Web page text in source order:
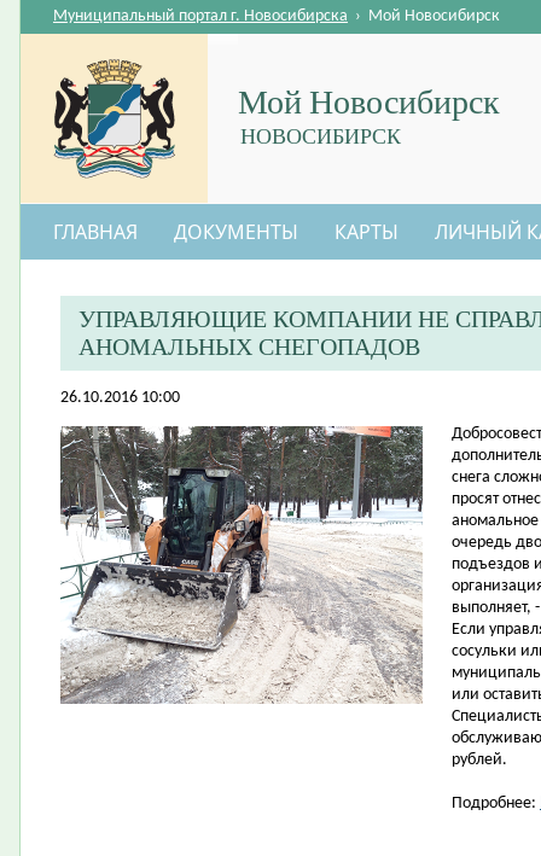
Мой Новосибирск
НОВОСИБИРСК
Муниципальный портал г. Новосибирска › Мой Новосибирск
ГЛАВНАЯ ДОКУМЕНТЫ КАРТЫ ЛИЧНЫЙ
УПРАВЛЯЮЩИЕ КОМПАНИИ НЕ
АНОМАЛЬНЫХ СНЕГОПАДОВ
26.10.2016 10:00
снега
просят
очередь
подъездов
выполняет,
Если
сосульки
или
рублей.
Подробнее: